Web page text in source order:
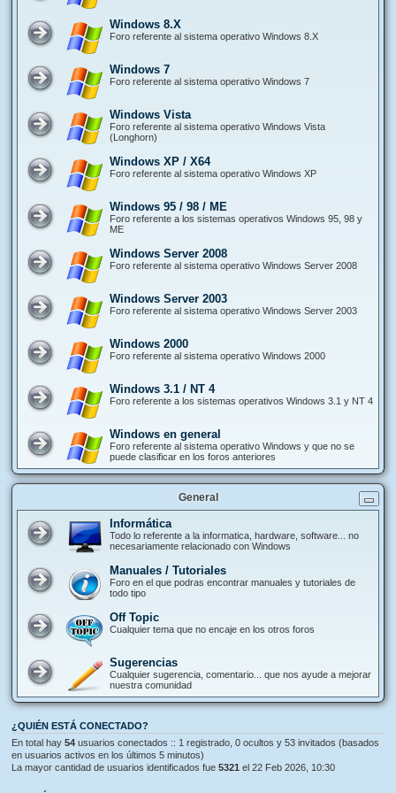
Windows 8.X
Foro referente al sistema operativo Windows 8.X
Windows 7
Foro referente al sistema operativo Windows 7
Windows Vista
Foro referente al sistema operativo Windows Vista
(Longhorn)
Windows XP / X64
Foro referente al sistema operativo Windows XP
Windows 95 / 98 / ME
Foro referente a los sistemas operativos Windows 95, 98 y
ME
Windows Server 2008
Foro referente al sistema operativo Windows Server 2008
Windows Server 2003
Foro referente al sistema operativo Windows Server 2003
Windows 2000
Foro referente al sistema operativo Windows 2000
Windows 3.1 / NT 4
Foro referente a los sistemas operativos Windows 3.1 y NT 4
Windows en general
Foro referente al sistema operativo Windows y que no se
puede clasificar en los foros anteriores
General
Informática
Todo lo referente a la informatica, hardware, software... no
necesariamente relacionado con Windows
Manuales / Tutoriales
Foro en el que podras encontrar manuales y tutoriales de
todo tipo
Off Topic
Cualquier tema que no encaje en los otros foros
Sugerencias
Cualquier sugerencia, comentario... que nos ayude a mejorar
nuestra comunidad
¿QUIÉN ESTÁ CONECTADO?
En total hay 54 usuarios conectados :: 1 registrado, 0 ocultos y 53 invitados (basados
en usuarios activos en los últimos 5 minutos)
La mayor cantidad de usuarios identificados fue 5321 el 22 Feb 2026, 10:30